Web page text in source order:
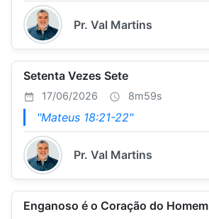
Pr. Val Martins
Setenta Vezes Sete
17/06/2026 8m59s
"Mateus 18:21-22"
Pr. Val Martins
Enganoso é o Coração do Homem